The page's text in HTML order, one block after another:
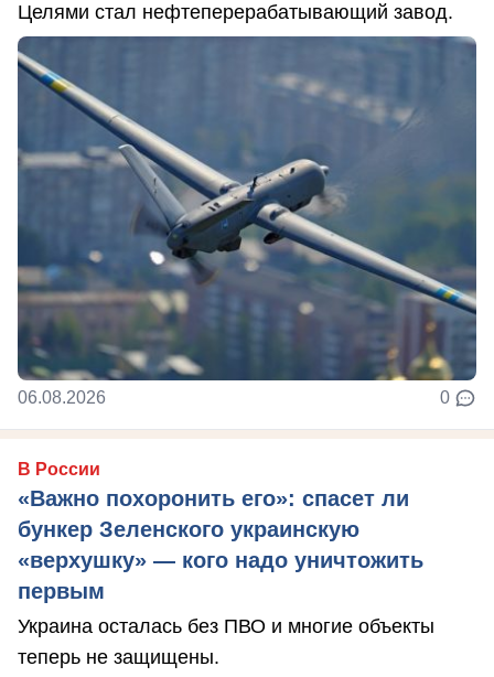
Целями стал нефтеперерабатывающий завод.
06.08.2026 0
В России
«Важно похоронить его»: спасет ли
бункер Зеленского украинскую
«верхушку» — кого надо уничтожить
первым
Украина осталась без ПВО и многие объекты
теперь не защищены.